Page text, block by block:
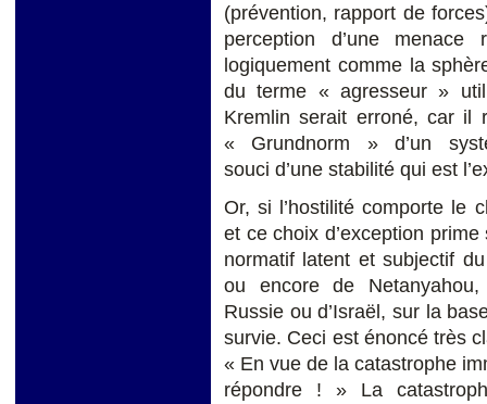
(prévention, rapport de
perception d’une
logiquement comme la
du terme « agresseur »
Kremlin serait erroné, car il
« Grundnorm » d’un
souci d’une stabilité qui est
Or, si l’hostilité comporte le
et ce choix d’exception prime
normatif latent et subjectif
ou encore de
Russie ou d’Israël, sur la
survie. Ceci est énoncé très
« En vue de la catastrophe
répondre ! » La